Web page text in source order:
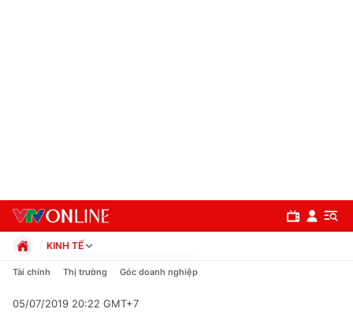
KINH TẾ
Chính trị
Pháp luật
Tài chính Thị trường Góc doanh nghiệp
05/07/2019 20:22 GMT+7